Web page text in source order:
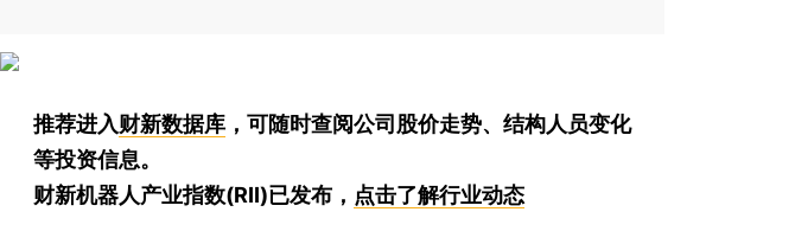
推荐进入财新数据库 ，可随时查阅公司股价走势、结构人员变化
等投资信息。
财新机器人产业指数(RII)已发布， 点击了解行业动态